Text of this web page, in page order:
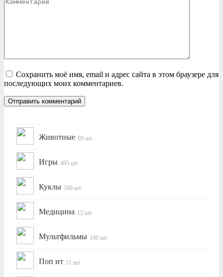
Сохранить моё имя, email и адрес сайта в этом браузере для
последующих моих комментариев.
Животные 69 шт.
Игры 495 шт.
Куклы 568 шт.
Медицина 12 шт.
Мультфильмы 149 шт.
Поп ит 51 шт.